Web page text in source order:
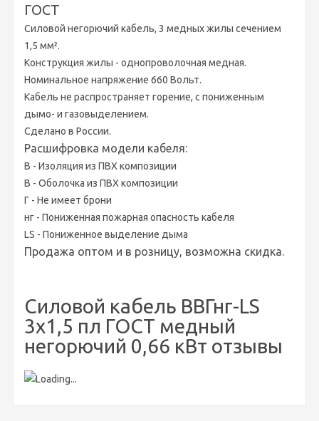
ГОСТ
Силовой негорючий кабель, 3 медных жилы сечением
1,5 мм².
Конструкция жилы - однопроволочная медная.
Номинальное напряжение 660 Вольт.
Кабель не распространяет горение, с пониженным
дымо- и газовыделением.
Сделано в России.
Расшифровка модели кабеля:
В - Изоляция из ПВХ композиции
В - Оболочка из ПВХ композиции
Г - Не имеет брони
нг - Пониженная пожарная опасность кабеля
LS - Пониженное выделение дыма
Продажа оптом и в розницу, возможна скидка.
Силовой кабель ВВГнг-LS
3х1,5 пл ГОСТ медный
негорючий 0,66 кВт отзывы